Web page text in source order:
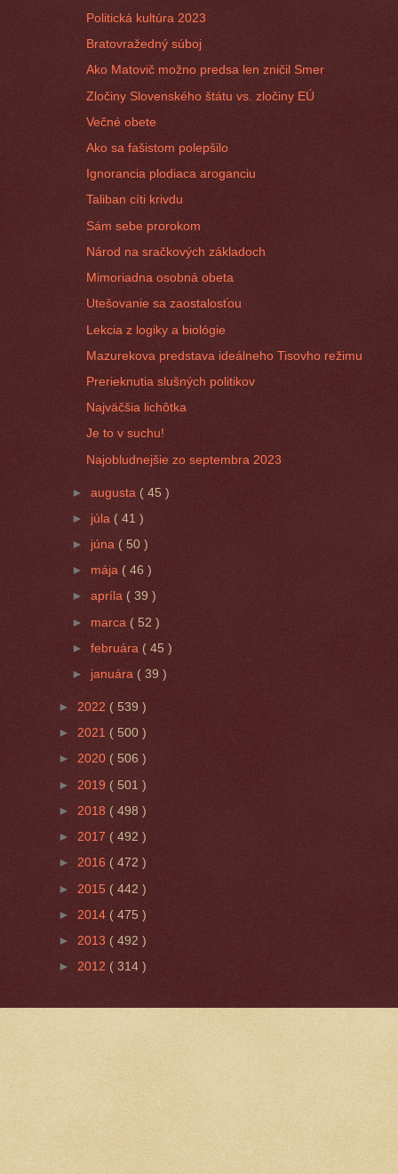
Politická kultúra 2023
Bratovražedný súboj
Ako Matovič možno predsa len zničil Smer
Zločiny Slovenského štátu vs. zločiny EÚ
Večné obete
Ako sa fašistom polepšilo
Ignorancia plodiaca aroganciu
Taliban cíti krivdu
Sám sebe prorokom
Národ na sračkových základoch
Mimoriadna osobná obeta
Utešovanie sa zaostalosťou
Lekcia z logiky a biológie
Mazurekova predstava ideálneho Tisovho režimu
Prerieknutia slušných politikov
Najväčšia lichôtka
Je to v suchu!
Najobludnejšie zo septembra 2023
►augusta ( 45 )
► júla ( 41 )
► júna ( 50 )
► mája( 46 )
►apríla( 39 )
► marca ( 52 )
►februára ( 45 )
► januára ( 39 )
► 2022 ( 539 )
► 2021 ( 500 )
► 2020 ( 506 )
► 2019 ( 501 )
► 2018 ( 498 )
► 2017 ( 492 )
► 2016 ( 472 )
► 2015 ( 442 )
► 2014 ( 475 )
► 2013 ( 492 )
► 2012 ( 314 )